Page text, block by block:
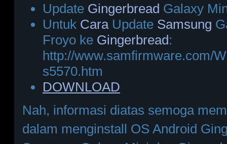
Update Gingerbread Galaxy
Untuk CaraUpdate Samsung
Froyo ke Gingerbread:
http://www.samfirmware.com/
s5570.htm
DOWNLOAD
Nah, informasi diatas semoga
dalam menginstall OS Android